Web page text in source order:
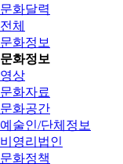
문화달력
전체
문화정보
문화정보
영상
문화자료
문화공간
예술인/단체정보
비영리법인
문화정책